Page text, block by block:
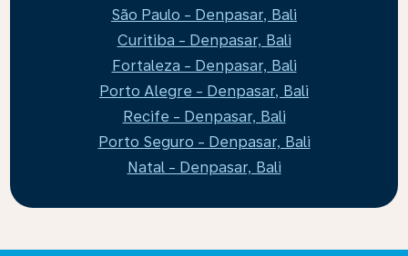
São Paulo - Denpasar, Bali
Curitiba - Denpasar, Bali
Fortaleza - Denpasar, Bali
Porto Alegre - Denpasar, Bali
Recife - Denpasar, Bali
Porto Seguro - Denpasar, Bali
Natal - Denpasar, Bali